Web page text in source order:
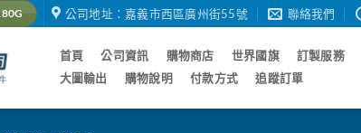
公司地址：嘉義市西區廣州街55號 聯絡我們
首頁 公司資訊 購物商店 世界國旗 訂製服務
大圖輸出
購物說明 付款方式 追蹤訂單